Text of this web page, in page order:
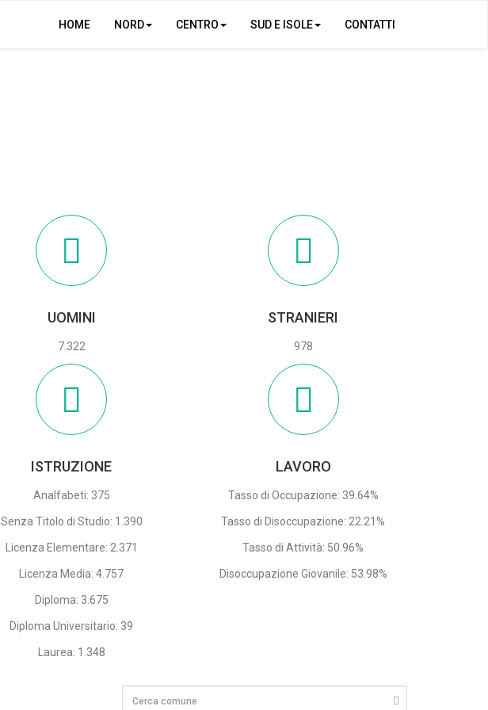
HOME NORD CENTRO SUD E ISOLE CONTATTI
UOMINI
7.322
STRANIERI
978
ISTRUZIONE
Analfabeti: 375
Senza Titolo di Studio: 1.390
Licenza Elementare: 2.371
Licenza Media: 4.757
Diploma: 3.675
Diploma Universitario: 39
Laurea: 1.348
LAVORO
Tasso di Occupazione: 39.64%
Tasso di Disoccupazione: 22.21%
Tasso di Attività: 50.96%
Disoccupazione Giovanile: 53.98%